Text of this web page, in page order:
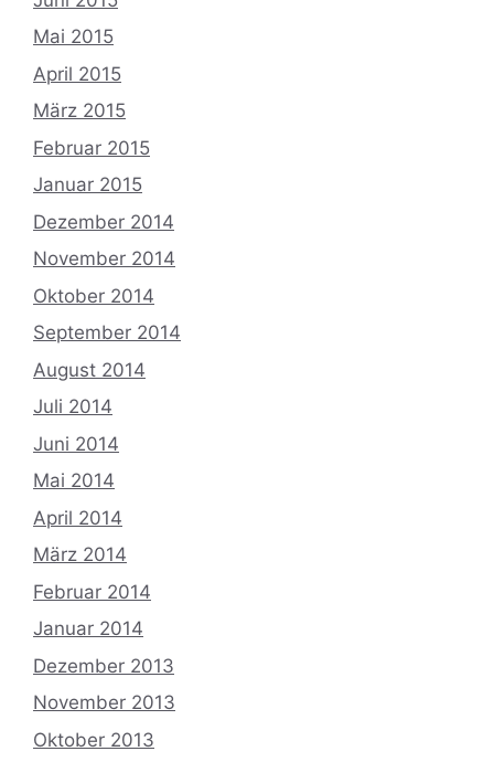
Mai 2015
April 2015
März 2015
Februar 2015
Januar 2015
Dezember 2014
November 2014
Oktober 2014
September 2014
August 2014
Juli 2014
Juni 2014
Mai 2014
April 2014
März 2014
Februar 2014
Januar 2014
Dezember 2013
November 2013
Oktober 2013